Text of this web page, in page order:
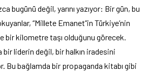
bugünü değil, yarını yazıyor: Bir gün, bu
“Millete Emanet”in Türkiye’nin
bir kilometre taşı olduğunu görecek.
bir liderin değil, bir halkın iradesini
Bu bağlamda bir propaganda kitabı gibi